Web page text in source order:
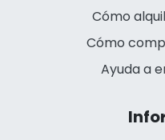
Cómo
Cómo
Ayuda a